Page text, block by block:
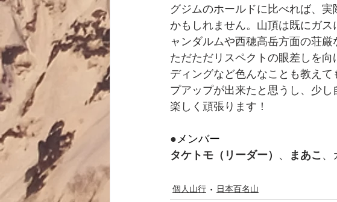
グジムのホールドに比べれば、
かもしれません。山頂は既にガ
ャンダルムや西穂高岳方面の荘
ただただリスペクトの眼差しを
ディングなど色んなことも教え
プアップが出来たと思うし、少
楽しく頑張ります！
●メンバー
タケトモ（リーダー） 、 まあこ
個人山行 日本百名山